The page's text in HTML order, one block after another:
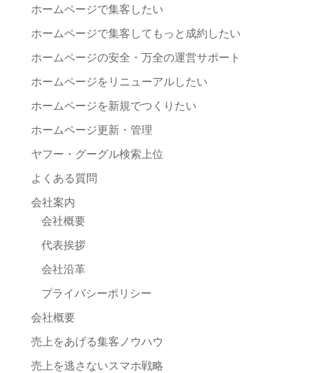
ホームページで集客したい
ホームページで集客してもっと成約したい
ホームページの安全・万全の運営サポート
ホームページをリニューアルしたい
ホームページを新規でつくりたい
ホームページ更新・管理
ヤフー・グーグル検索上位
よくある質問
会社案内
会社概要
代表挨拶
会社沿革
プライバシーポリシー
会社概要
売上をあげる集客ノウハウ
売上を逃さないスマホ戦略